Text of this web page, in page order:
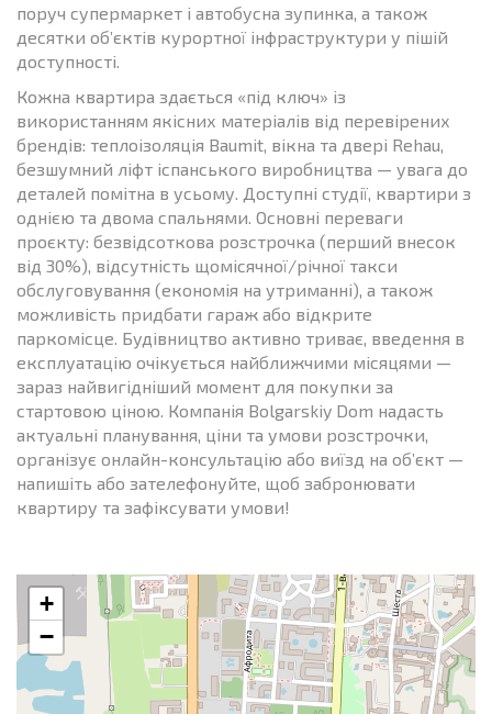
поруч супермаркет і автобусна зупинка, а також
десятки об’єктів курортної інфраструктури у пішій
доступності.
Кожна квартира здається «під ключ» із
використанням якісних матеріалів від перевірених
брендів: теплоізоляція Baumit, вікна та двері Rehau,
безшумний ліфт іспанського виробництва — увага до
деталей помітна в усьому. Доступні студії, квартири з
однією та двома спальнями. Основні переваги
проєкту: безвідсоткова розстрочка (перший внесок
від 30%), відсутність щомісячної/річної такси
обслуговування (економія на утриманні), а також
можливість придбати гараж або відкрите
паркомісце. Будівництво активно триває, введення в
експлуатацію очікується найближчими місяцями —
зараз найвигідніший момент для покупки за
стартовою ціною. Компанія Bolgarskiy Dom надасть
актуальні планування, ціни та умови розстрочки,
організує онлайн-консультацію або виїзд на об’єкт —
напишіть або зателефонуйте, щоб забронювати
квартиру та зафіксувати умови!
+
−